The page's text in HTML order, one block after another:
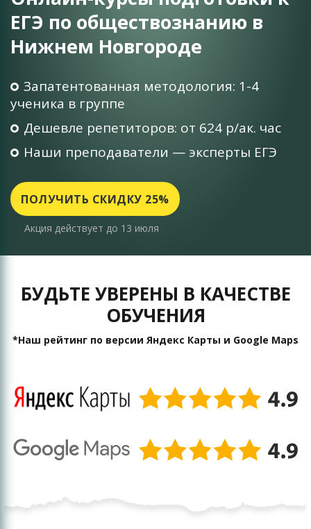
ЕГЭ по обществознанию в
Нижнем Новгороде
Запатентованная методология: 1-4
ученика в группе
Дешевле репетиторов: от 624 р/ак. час
Наши преподаватели — эксперты ЕГЭ
ПОЛУЧИТЬ СКИДКУ 25%
Акция действует до 13 июля
БУДЬТЕ УВЕРЕНЫ В КАЧЕСТВЕ
ОБУЧЕНИЯ
*Наш рейтинг по версии Яндекс Карты и Google Maps